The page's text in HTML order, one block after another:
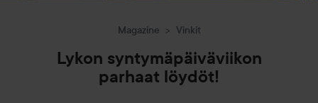
Magazine Vinkit
Lykon syntymäpäiväviikon
parhaat löydöt!